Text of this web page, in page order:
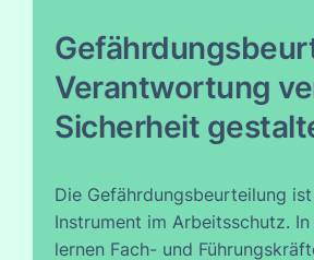
Verantwortung
Sicherheit
Die Gefährdungsbeurteilung
Instrument im Arbeitsschutz.
lernen Fach- und